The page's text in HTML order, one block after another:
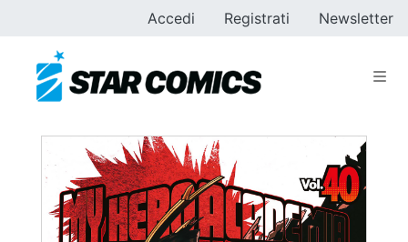
Accedi Registrati Newsletter